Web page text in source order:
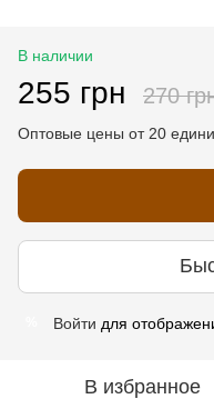
В наличии
255 грн 270
Оптовые цены от 20
Войти для
В избранное